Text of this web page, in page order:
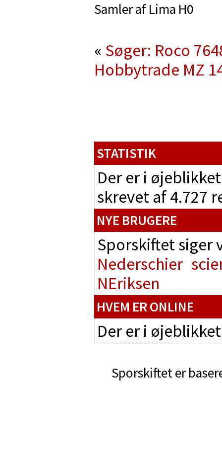
Samler af Lima H0
« Søger: Roco
Hobbytrade MZ
STATISTIK
Der er i
skrevet af 4.727
NYE BRUGERE
Sporskiftet
Nederschier
NEriksen
HVEM ER ONLINE
Der er i
Sporskiftet er